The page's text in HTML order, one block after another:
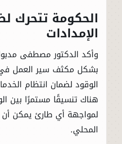
الحكومة تتحرك
الإمدادات
وأكد الدكتور مصطفى
بشكل مكثف سير العمل
الوقود لضمان انتظام
هناك تنسيقًا مستمرًا بين
لمواجهة أي طارئ يمكن
المحلي.